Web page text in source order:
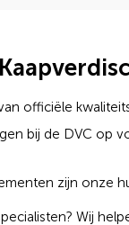
officiële
bij de DVC op
zijn onze
Wij